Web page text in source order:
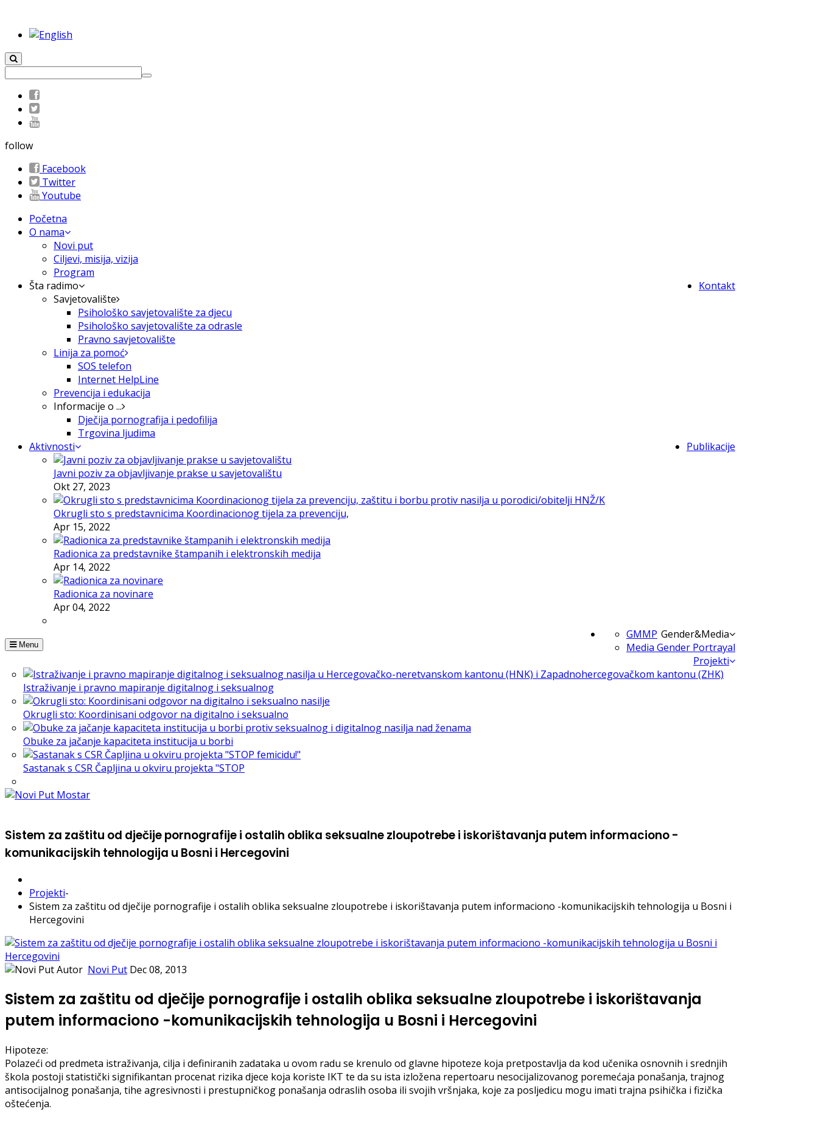
follow
Facebook
Twitter
Youtube
Početna
O nama
Novi put
Ciljevi, misija, vizija
Program
Kontakt
Šta radimo
Savjetovalište
Psihološko savjetovalište za djecu
Psihološko savjetovalište za odrasle
Pravno savjetovalište
Linija za pomoć
SOS telefon
Internet HelpLine
Prevencija i edukacija
Informacije o ...
Dječija pornografija i pedofilija
Trgovina ljudima
Publikacije
Aktivnosti
Javni poziv za objavljivanje prakse u savjetovalištu
Okt 27, 2023
Okrugli sto s predstavnicima Koordinacionog tijela za prevenciju,
Apr 15, 2022
Radionica za predstavnike štampanih i elektronskih medija
Apr 14, 2022
Radionica za novinare
Apr 04, 2022
Gender&Media
GMMP
Media Gender Portrayal
Projekti
Istraživanje i pravno mapiranje digitalnog i seksualnog
Okrugli sto: Koordinisani odgovor na digitalno i seksualno
Obuke za jačanje kapaciteta institucija u borbi
Sastanak s CSR Čapljina u okviru projekta "STOP
Menu
Sistem za zaštitu od dječije pornografije i ostalih oblika seksualne zloupotrebe i iskorištavanja putem informaciono -
komunikacijskih tehnologija u Bosni i Hercegovini
Projekti-
Sistem za zaštitu od dječije pornografije i ostalih oblika seksualne zloupotrebe i iskorištavanja putem informaciono -komunikacijskih tehnologija u Bosni i
Hercegovini
Autor Novi Put Dec 08, 2013
Sistem za zaštitu od dječije pornografije i ostalih oblika seksualne zloupotrebe i iskorištavanja
putem informaciono -komunikacijskih tehnologija u Bosni i Hercegovini
Hipoteze:
Polazeći od predmeta istraživanja, cilja i definiranih zadataka u ovom radu se krenulo od glavne hipoteze koja pretpostavlja da kod učenika osnovnih i srednjih
škola postoji statistički signifikantan procenat rizika djece koja koriste IKT te da su ista izložena repertoaru nesocijalizovanog poremećaja ponašanja, trajnog
antisocijalnog ponašanja, tihe agresivnosti i prestupničkog ponašanja odraslih osoba ili svojih vršnjaka, koje za posljedicu mogu imati trajna psihička i fizička
oštećenja.